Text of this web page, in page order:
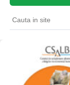
Cauta
in